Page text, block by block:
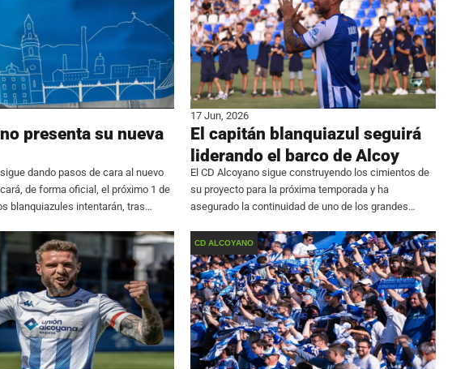
presenta su nueva
dando pasos de cara al nuevo
de forma oficial, el próximo 1 de
blanquiazules intentarán, tras
Sanse en
17 Jun, 2026
El capitán blanquiazul seguirá
liderando el barco de Alcoy
El CD Alcoyano sigue construyendo los cimientos de
su proyecto para la próxima temporada y ha
asegurado la continuidad de uno de los grandes
conjunto blanquiazul, ha renovado su contrato y
continuará
CD ALCOYANO